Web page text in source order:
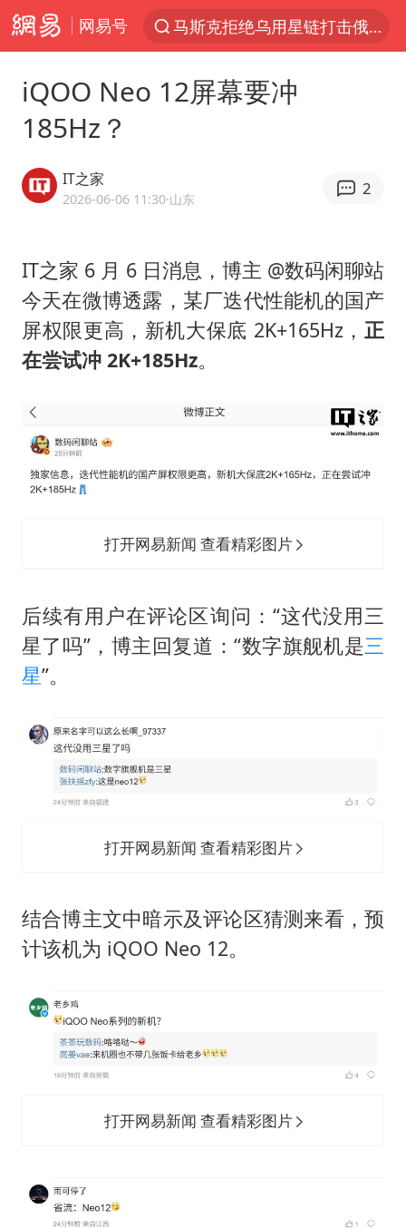
网易号
马斯克拒绝乌用星链打击俄境内目标
名创优品一次性内裤 颜面尽失
金饰克价一夜涨回1300元
视频丨中国东方电气集团原党组副书记、董事宋致远被查
白海豚将正面袭击贯穿浙江
酒店回应车内过夜被收150元
牛津大学一纸声明甩不了锅
西湖突现狂风暴雨 游客瞬间被浇透
女主硬加吻戏短剧已下架
香港宏福苑火灾或由烟头引起
人民的健康、体质、幸福一脉相承
iQOO Neo 12屏幕要冲
185Hz？
IT之家
2026-06-06 11:30·山东
2
IT之家 6 月 6 日消息，博主 @数码闲聊站
今天在微博透露，某厂迭代性能机的国产
屏权限更高，新机大保底 2K+165Hz，正
在尝试冲 2K+185Hz。
打开网易新闻 查看精彩图片
后续有用户在评论区询问：“这代没用三
星了吗”，博主回复道：“数字旗舰机是三
星”。
打开网易新闻 查看精彩图片
结合博主文中暗示及评论区猜测来看，预
计该机为 iQOO Neo 12。
打开网易新闻 查看精彩图片